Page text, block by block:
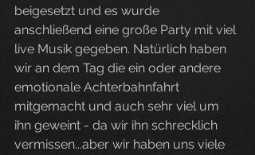
beigesetzt und es wurde
anschließend eine große Party mit viel
live Musik gegeben. Natürlich haben
wir an dem Tag die ein oder andere
emotionale Achterbahnfahrt
mitgemacht und auch sehr viel um
ihn geweint - da wir ihn schrecklich
vermissen...aber wir haben uns viele